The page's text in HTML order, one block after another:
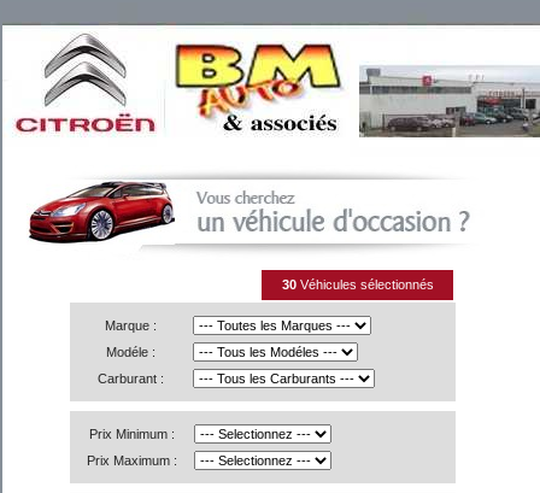
30Véhicules sélectionnés
Marque :
Modéle :
Carburant :
Prix Minimum :
Prix Maximum :